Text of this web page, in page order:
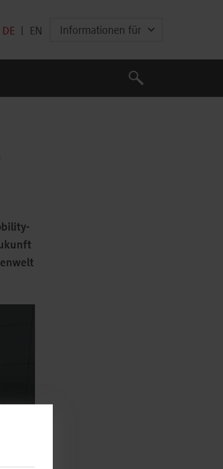
DE EN Informationen für
Suche
Suche